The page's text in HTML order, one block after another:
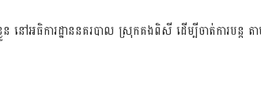
នៅអធិការដ្ឋាននគរបាល ស្រុកគងពិសី ដើម្បីចាត់ការបន្ត ត